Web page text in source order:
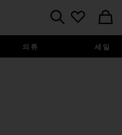
의류 세일